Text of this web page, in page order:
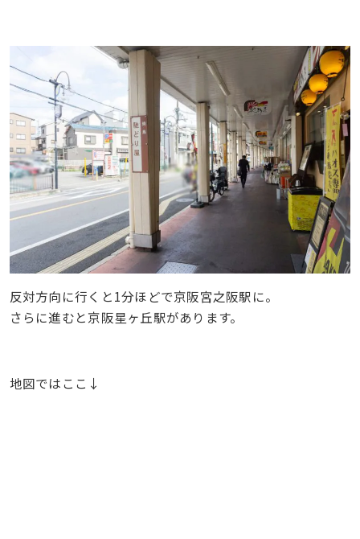
反対方向に行くと1分ほどで京阪宮之阪駅に。
さらに進むと京阪星ヶ丘駅があります。
地図ではここ↓